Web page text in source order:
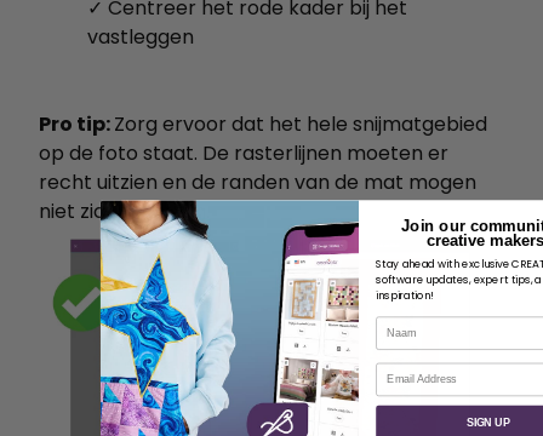
✓ Centreer het rode kader bij het
vastleggen
Pro tip:Zorg ervoor dat het hele snijmatgebied
op de foto staat. De rasterlijnen moeten er
recht uitzien en de randen van de mat mogen
niet zichtbaar zijn.
Join our
creative
Stay ahead with exclusive
software updates, expert tips,
inspiration!
Naam
E-mail
SIGN UP